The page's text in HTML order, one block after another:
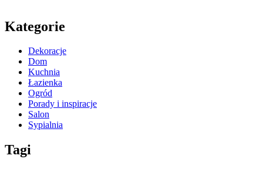
Kategorie
Dekoracje
Dom
Kuchnia
Łazienka
Ogród
Porady i inspiracje
Salon
Sypialnia
Tagi